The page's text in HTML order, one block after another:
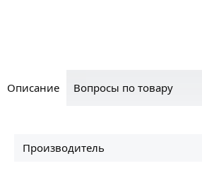
Описание Вопросы по товару
Производитель